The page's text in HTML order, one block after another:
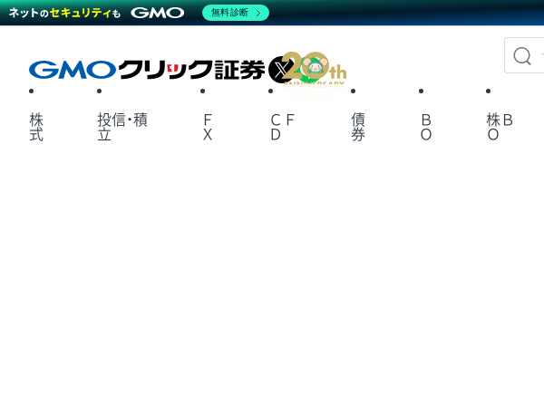
X
株
式
投信・積
立
Ｆ
Ｘ
ＣＦ
Ｄ
債
券
Ｂ
Ｏ
株Ｂ
Ｏ
無料診断